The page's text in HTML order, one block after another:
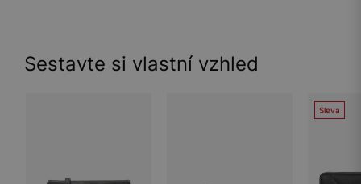
Sestavte si vlastní vzhled
Sleva